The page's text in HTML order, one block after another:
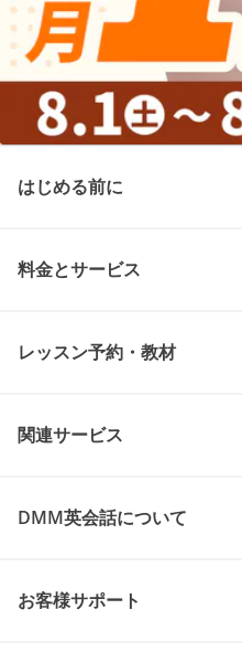
はじめる前に
料金とサービス
レッスン予約・教材
関連サービス
DMM英会話について
お客様サポート